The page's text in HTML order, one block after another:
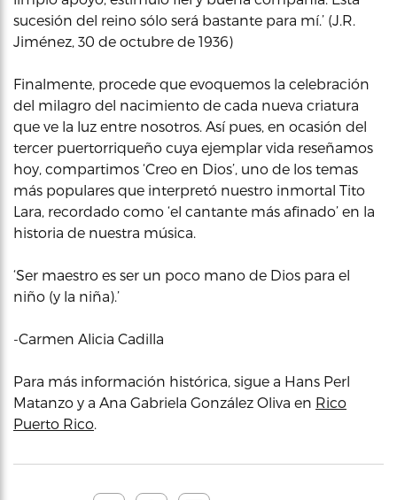
sucesión del reino sólo será bastante para mí.’ (J.R.
Jiménez, 30 de octubre de 1936)
Finalmente, procede que evoquemos la celebración
del milagro del nacimiento de cada nueva criatura
que ve la luz entre nosotros. Así pues, en ocasión del
tercer puertorriqueño cuya ejemplar vida reseñamos
hoy, compartimos ‘Creo en Dios’, uno de los temas
más populares que interpretó nuestro inmortal Tito
Lara, recordado como ‘el cantante más afinado’ en la
historia de nuestra música.
‘Ser maestro es ser un poco mano de Dios para el
niño (y la niña).’
-Carmen Alicia Cadilla
Para más información histórica, sigue a Hans Perl
Matanzo y a Ana Gabriela González Oliva en Rico
Puerto Rico.